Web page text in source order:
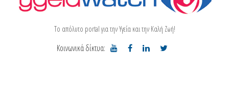
Το απόλυτο portal για την Υγεία και την Καλή Ζωή!
Κοινωνικά δίκτυα: